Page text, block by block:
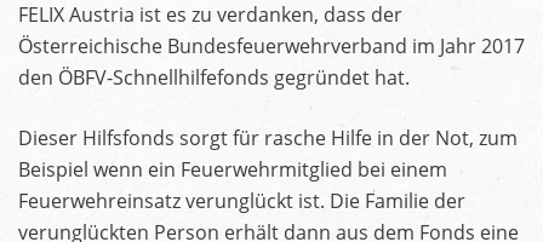
FELIX Austria ist es zu verdanken, dass der
Österreichische Bundesfeuerwehrverband im Jahr 2017
den ÖBFV-Schnellhilfefonds gegründet hat.
Dieser Hilfsfonds sorgt für rasche Hilfe in der Not, zum
Beispiel wenn ein Feuerwehrmitglied bei einem
Feuerwehreinsatz verunglückt ist. Die Familie der
verunglückten Person erhält dann aus dem Fonds eine